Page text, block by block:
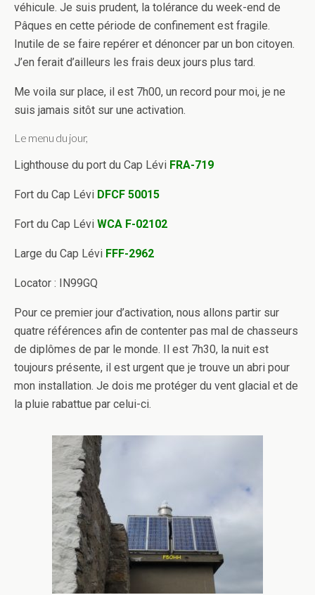
véhicule. Je suis prudent, la tolérance du week-end de
Pâques en cette période de confinement est fragile.
Inutile de se faire repérer et dénoncer par un bon citoyen.
J’en ferait d’ailleurs les frais deux jours plus tard.
Me voila sur place, il est 7h00, un record pour moi, je ne
suis jamais sitôt sur une activation.
Le menu du jour,
Lighthouse du port du Cap Lévi FRA-719
Fort du Cap Lévi DFCF 50015
Fort du Cap Lévi WCA F-02102
Large du Cap Lévi FFF-2962
Locator : IN99GQ
Pour ce premier jour d’activation, nous allons partir sur
quatre références afin de contenter pas mal de chasseurs
de diplômes de par le monde. Il est 7h30, la nuit est
toujours présente, il est urgent que je trouve un abri pour
mon installation. Je dois me protéger du vent glacial et de
la pluie rabattue par celui-ci.